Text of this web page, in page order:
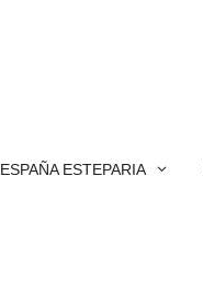
ESPAÑA ESTEPARIA